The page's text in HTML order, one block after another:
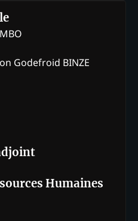
Godefroid BINZE
Humaines